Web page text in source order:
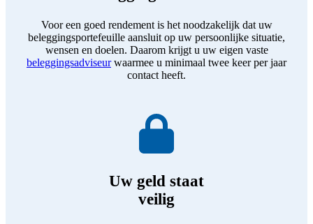
Voor een goed rendement is het noodzakelijk dat uw
beleggingsportefeuille aansluit op uw persoonlijke situatie,
wensen en doelen. Daarom krijgt u uw eigen vaste
beleggingsadviseurwaarmee u minimaal twee keer per jaar
contact heeft.
Uw geld staat
veilig